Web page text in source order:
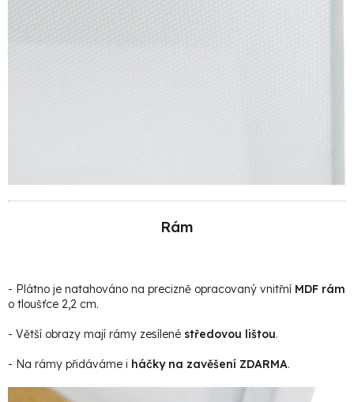
Rám
- Plátno je natahováno na precizně opracovaný vnitřní MDF rám
o tloušťce 2,2 cm.
- Větší obrazy mají rámy zesílené středovou lištou.
- Na rámy přidáváme i háčky na zavěšení ZDARMA.